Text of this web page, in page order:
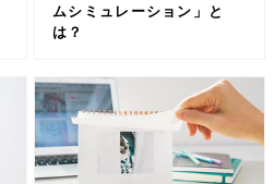
ムシミュレーション」と
は？